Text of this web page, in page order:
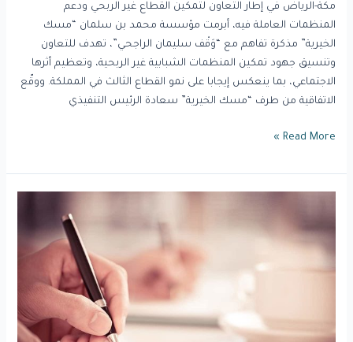
مكة-الرياض في إطار التعاون لتمكين القطاع غير الربحي ودعم
المنظمات العاملة فيه، أبرمت مؤسسة محمد بن سلمان “مسك
الخيرية” مذكرة تفاهم مع “وَقْف سليمان الراجحي”، تهدف للتعاون
وتنسيق جهود تمكين المنظمات الشبابية غير الربحية، وتعظيم أثرها
الاجتماعي، بما ينعكس إيجابا على نمو القطاع الثالث في المملكة. ووقّع
الاتفاقية من طرف “مسك الخيرية” سعادة الرئيس التنفيذي
Read More »
إدارة
القطاع